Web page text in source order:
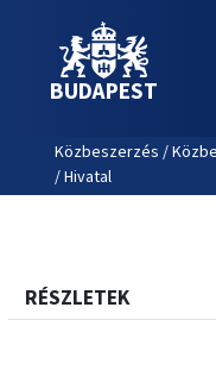
BUDAPEST
Közbeszerzés /
/ Hivatal
RÉSZLETEK